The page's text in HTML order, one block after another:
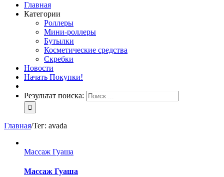
Главная
Категории
Роллеры
Мини-роллеры
Бутылки
Косметические средства
Скребки
Новости
Начать Покупки!
Результат поиска:
Главная/Тег: avada
Массаж Гуаша
Массаж Гуаша